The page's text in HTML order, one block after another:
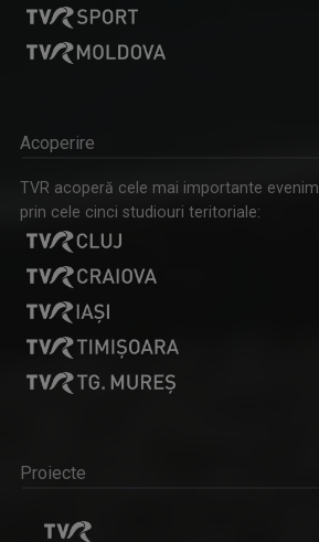
Acoperire
TVR acoperă cele mai importante
prin cele cinci studiouri teritoriale:
Proiecte